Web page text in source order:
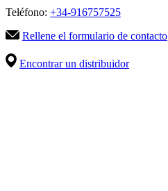
Teléfono: +34-916757525
Rellene el formulario de contacto
Encontrar un distribuidor